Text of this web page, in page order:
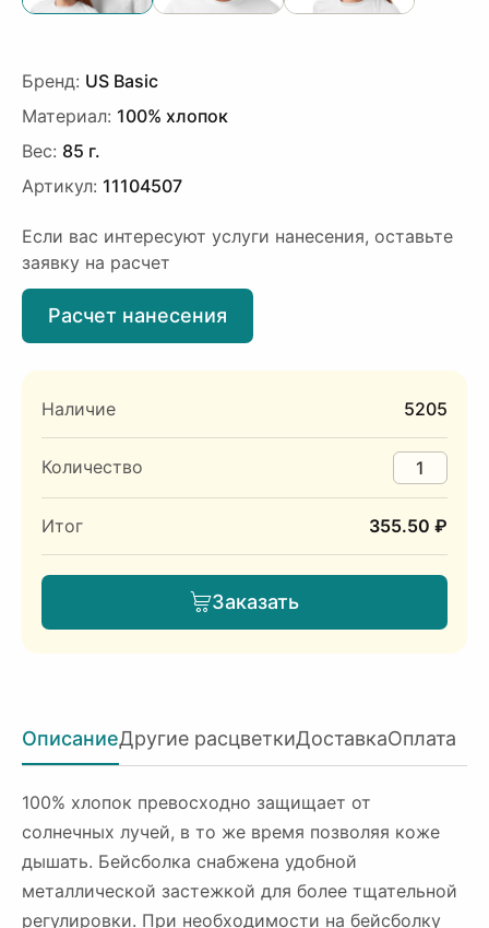
Бренд: US Basic
Материал: 100% хлопок
Вес: 85 г.
Артикул: 11104507
Если вас интересуют услуги нанесения, оставьте
заявку на расчет
Расчет нанесения
Наличие 5205
Количество
Итог 355.50 ₽
Заказать
ОписаниеДругие расцветкиДоставкаОплата
100% хлопок превосходно защищает от
солнечных лучей, в то же время позволяя коже
дышать. Бейсболка снабжена удобной
металлической застежкой для более тщательной
регулировки. При необходимости на бейсболку